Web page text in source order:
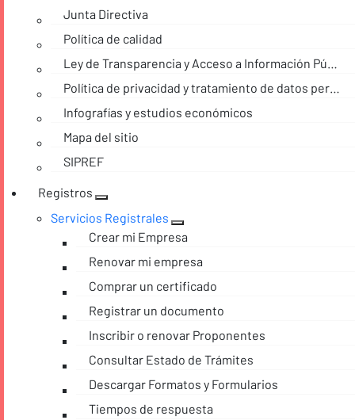
Junta Directiva
Política de calidad
Ley de Transparencia y Acceso a Información Pública
Política de privacidad y tratamiento de datos personales
Infografías y estudios económicos
Mapa del sitio
SIPREF
Registros
Servicios Registrales
Crear mi Empresa
Renovar mi empresa
Comprar un certificado
Registrar un documento
Inscribir o renovar Proponentes
Consultar Estado de Trámites
Descargar Formatos y Formularios
Tiempos de respuesta